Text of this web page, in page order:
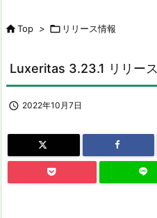
Top >  リリース情報
Luxeritas 3.23.1 リリース
 2022年10月7日